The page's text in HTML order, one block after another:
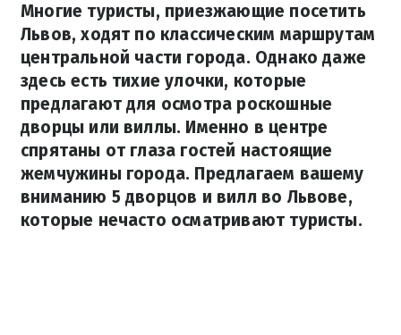
Многие туристы, приезжающие посетить
Львов, ходят по классическим маршрутам
центральной части города. Однако даже
здесь есть тихие улочки, которые
предлагают для осмотра роскошные
дворцы или виллы. Именно в центре
спрятаны от глаза гостей настоящие
жемчужины города. Предлагаем вашему
вниманию 5 дворцов и вилл во Львове,
которые нечасто осматривают туристы.